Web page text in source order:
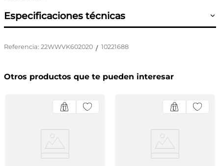
Especificaciones técnicas
Referencia: 22WWVK602020 / 10221688
Otros productos que te pueden interesar